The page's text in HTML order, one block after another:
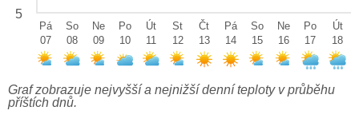
5
Pá
07
So
08
Ne
09
Po
10
Út
11
St
12
Čt
13
Pá
14
So
15
Ne
16
Po
17
Út
18
Graf zobrazuje nejvyšší a nejnižší denní teploty v průběhu
příštích dnů.